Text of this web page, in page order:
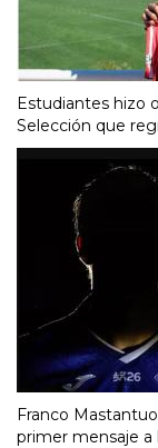
Estudiantes hizo
Selección que
Franco
primer mensaje a